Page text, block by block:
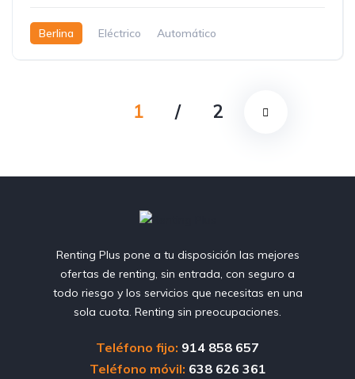
Berlina Eléctrico Automático
1 / 2
Renting Plus pone a tu disposición las mejores
ofertas de renting, sin entrada, con seguro a
todo riesgo y los servicios que necesitas en una
sola cuota. Renting sin preocupaciones.
Teléfono fijo: 914 858 657
Teléfono móvil: 638 626 361